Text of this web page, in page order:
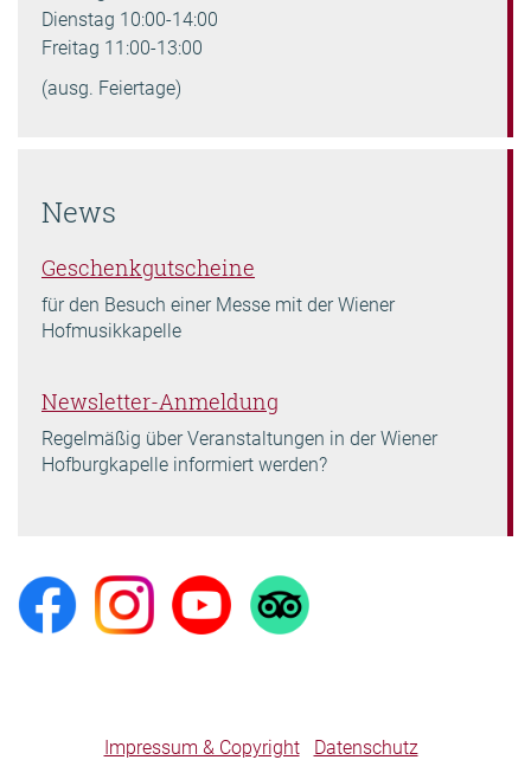
Dienstag 10:00-14:00
Freitag 11:00-13:00
(ausg. Feiertage)
News
Geschenkgutscheine
für den Besuch einer Messe mit der Wiener
Hofmusikkapelle
Newsletter-Anmeldung
Regelmäßig über Veranstaltungen in der Wiener
Hofburgkapelle informiert werden?
Impressum & Copyright
Datenschutz